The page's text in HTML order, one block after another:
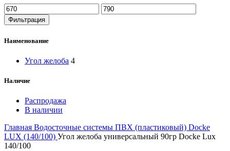
Фильтрация
Наименование
Угол желоба 4
Наличие
Распродажа
В наличии
Главная Водосточные системы ПВХ (пластиковый) Docke
LUX (140/100) Угол желоба универсальный 90гр Docke Lux
140/100